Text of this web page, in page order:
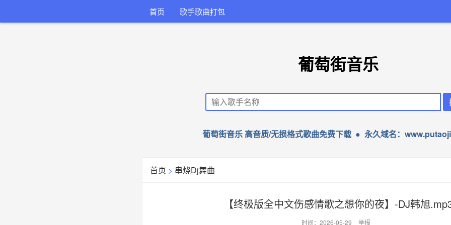
首页 歌手歌曲打包
葡萄街音乐
葡萄街音乐 高音质/无损格式歌曲免费下载 ● 永久域名：
首页 > 串烧Dj舞曲
【终极版全中文伤感情歌之想你的夜】-DJ韩旭
时间：2026-05-29 举报